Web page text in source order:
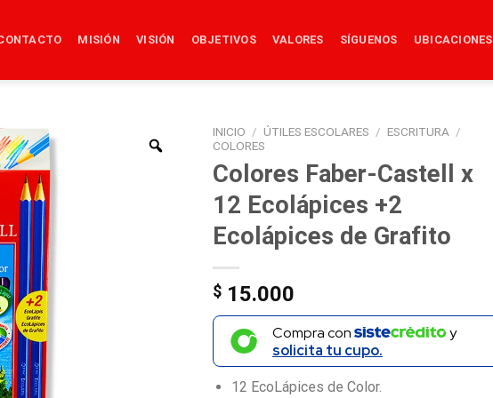
MISIÓN VISIÓN OBJETIVOS VALORES SÍGUENOS UBICACIONES
INICIO / ÚTILES ESCOLARES / ESCRITURA /
COLORES
Colores Faber-Castell x
12 Ecolápices +2
Ecolápices de Grafito
$ 15.000
Compra con
y
solicita tu cupo.
12 EcoLápices de Color.